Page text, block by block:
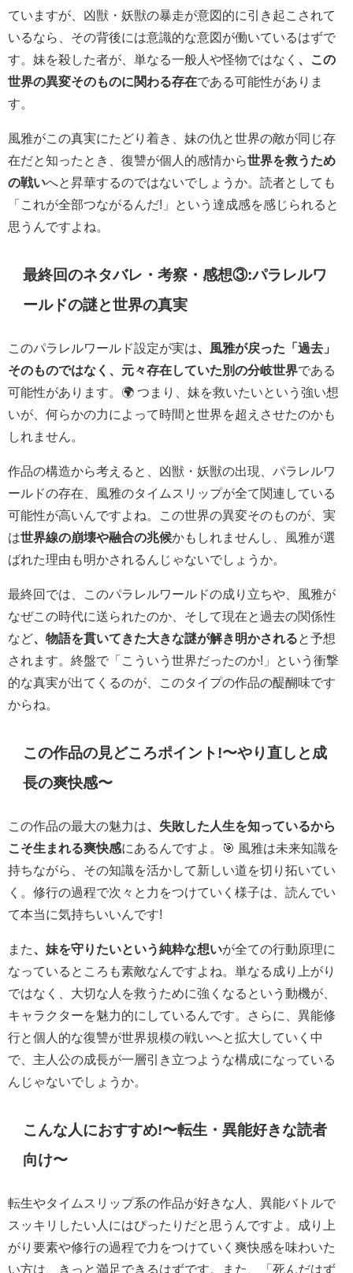
ていますが、凶獣・妖獣の暴走が意図的に引き起こされて
いるなら、その背後には意識的な意図が働いているはずで
す。妹を殺した者が、単なる一般人や怪物ではなく 、この
世界の異変そのものに関わる存在である可能性がありま
す。
風雅がこの真実にたどり着き、妹の仇と世界の敵が同じ存
在だと知ったとき、復讐が個人的感情から世界を救うため
の戦いへと昇華するのではないでしょうか。読者としても
「これが全部つながるんだ!」という達成感を感じられると
思うんですよね。
最終回のネタバレ・考察・感想③:パラレルワ
ールドの謎と世界の真実
このパラレルワールド設定が実は 、風雅が戻った「過去」
そのものではなく、元々存在していた別の分岐世界である
可能性があります。🌍 つまり、妹を救いたいという強い想
いが、何らかの力によって時間と世界を超えさせたのかも
しれません。
作品の構造から考えると、凶獣・妖獣の出現、パラレルワ
ールドの存在、風雅のタイムスリップが全て関連している
可能性が高いんですよね。この世界の異変そのものが、実
は世界線の崩壊や融合の兆候かもしれませんし、風雅が選
ばれた理由も明かされるんじゃないでしょうか。
最終回では、このパラレルワールドの成り立ちや、風雅が
なぜこの時代に送られたのか、そして現在と過去の関係性
など 、物語を貫いてきた大きな謎が解き明かされる と予想
されます。終盤で「こういう世界だったのか!」という衝撃
的な真実が出てくるのが、このタイプの作品の醍醐味です
からね。
この作品の見どころポイント!〜やり直しと成
長の爽快感〜
この作品の最大の魅力は 、失敗した人生を知っているから
こそ生まれる爽快感にあるんですよ。🎯 風雅は未来知識を
持ちながら、その知識を活かして新しい道を切り拓いてい
く。修行の過程で次々と力をつけていく様子は、読んでい
て本当に気持ちいいんです!
また 、妹を守りたいという純粋な想いが全ての行動原理に
なっているところも素敵なんですよね。単なる成り上がり
ではなく、大切な人を救うために強くなるという動機が、
キャラクターを魅力的にしているんです。さらに、異能修
行と個人的な復讐が世界規模の戦いへと拡大していく中
で、主人公の成長が一層引き立つような構成になっている
んじゃないでしょうか。
こんな人におすすめ!〜転生・異能好きな読者
向け〜
転生やタイムスリップ系の作品が好きな人、異能バトルで
スッキリしたい人にはぴったりだと思うんですよ。成り上
がり要素や修行の過程で力をつけていく爽快感を味わいた
い方は、きっと満足できるはずです。また、「死んだはず